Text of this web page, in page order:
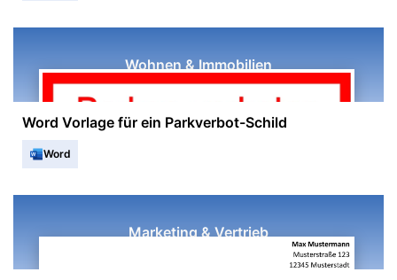
Wohnen & Immobilien
Word Vorlage für ein Parkverbot-Schild
Word
Marketing & Vertrieb